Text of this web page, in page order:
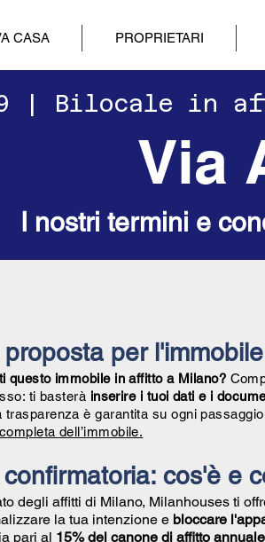
CASA PROPRIETARI
| Bilocale in
Via
I nostri termini e
per l'immobile
questo immobile in affitto a Milano?
ti basterà inserire i tuoi dati e i
trasparenza è garantita su ogni
dell’immobile.
cos'è e
degli affitti di Milano, Milanhouses ti
la tua intenzione e bloccare
pari al 15% del canone di affitto